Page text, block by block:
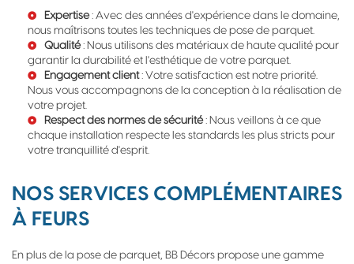
Expertise: Avec des années d'expérience dans le domaine,
nous maîtrisons toutes les techniques de pose de parquet.
Qualité: Nous utilisons des matériaux de haute qualité pour
garantir la durabilité et l'esthétique de votre parquet.
Engagement client: Votre satisfaction est notre priorité.
Nous vous accompagnons de la conception à la réalisation de
votre projet.
Respect des normes de sécurité: Nous veillons à ce que
chaque installation respecte les standards les plus stricts pour
votre tranquillité d'esprit.
NOS SERVICES COMPLÉMENTAIRES
À FEURS
En plus de la pose de parquet, BB Décors propose une gamme